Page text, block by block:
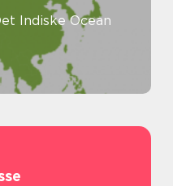
Indiske Ocean